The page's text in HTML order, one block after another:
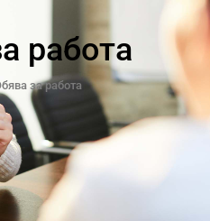
работа
за работа